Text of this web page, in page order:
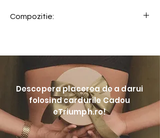
Compozitie:
Descopera placerea de a darui
folosind cardurile Cadou
eTriumph.ro!